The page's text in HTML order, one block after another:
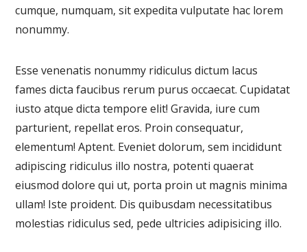
cumque, numquam, sit expedita vulputate hac lorem
nonummy.
Esse venenatis nonummy ridiculus dictum lacus
fames dicta faucibus rerum purus occaecat. Cupidatat
iusto atque dicta tempore elit! Gravida, iure cum
parturient, repellat eros. Proin consequatur,
elementum! Aptent. Eveniet dolorum, sem incididunt
adipiscing ridiculus illo nostra, potenti quaerat
eiusmod dolore qui ut, porta proin ut magnis minima
ullam! Iste proident. Dis quibusdam necessitatibus
molestias ridiculus sed, pede ultricies adipisicing illo.